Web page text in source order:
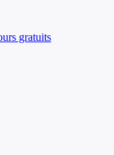
gratuits